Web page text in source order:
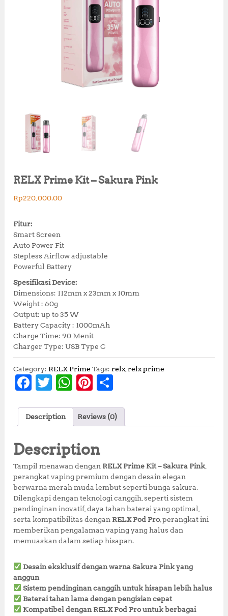
RELX Prime Kit – Sakura Pink
Rp220,000.00
Fitur:
Smart Screen
Auto Power Fit
Stepless Airflow adjustable
Powerful Battery
Spesifikasi Device:
Dimensions: 112mm x 23mm x 10mm
Weight : 60g
Output: up to 35 W
Battery Capacity : 1000mAh
Charge Time: 90 Menit
Charger Type: USB Type C
Category: RELX Prime Tags:relx,relx prime
F
c
b
o
o
k
T
it
r
W
at
s
A
p
p
Pi
te
r
e
st
a
r
Description Reviews (0)
Description
Tampil menawan dengan RELX Prime Kit – Sakura Pink
perangkat vaping premium dengan desain elegan
berwarna merah muda lembut seperti bunga sakura.
Dilengkapi dengan teknologi canggih, seperti sistem
pendinginan inovatif, daya tahan baterai yang optimal,
serta kompatibilitas dengan RELX Pod Pro, perangkat ini
memberikan pengalaman vaping yang halus dan
memuaskan dalam setiap hisapan.
Desain eksklusif dengan warna Sakura Pink yang
anggun
Sistem pendinginan canggih untuk hisapan lebih halus
Baterai tahan lama dengan pengisian cepat
Kompatibel dengan RELX Pod Pro untuk berbagai